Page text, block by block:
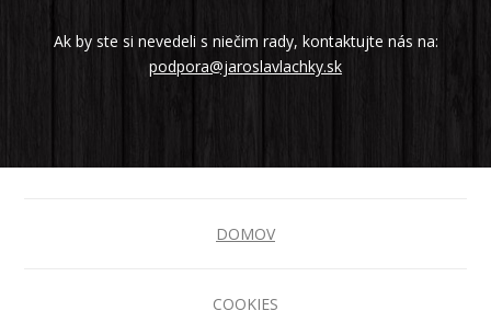
Ak by ste si nevedeli s niečim rady, kontaktujte nás na:
podpora@jaroslavlachky.sk
DOMOV
COOKIES